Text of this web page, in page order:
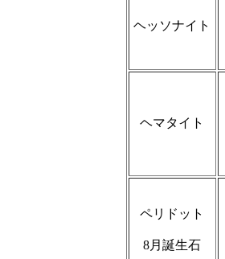
ヘッソナイト
ヘマタイト
ペリドット
8月誕生石